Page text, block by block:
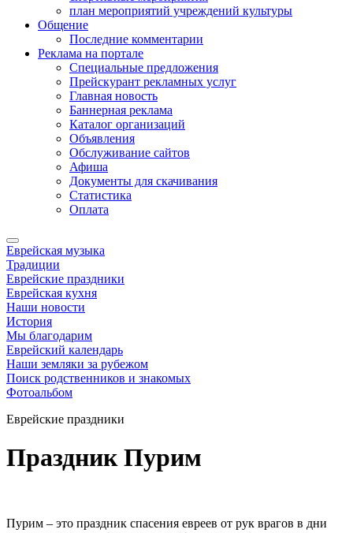
план мероприятий учреждений культуры
Общение
Последние комментарии
Реклама на портале
Специальные предложения
Прейскурант рекламных услуг
Главная новость
Баннерная реклама
Каталог организаций
Объявления
Обслуживание сайтов
Афиша
Документы для скачивания
Статистика
Оплата
Еврейская музыка
Традиции
Еврейские праздники
Еврейская кухня
Наши новости
История
Мы благодарим
Еврейский календарь
Наши земляки за рубежом
Поиск родственников и знакомых
Фотоальбом
Еврейские праздники
Праздник Пурим
Пурим – это праздник спасения евреев от рук врагов в дни